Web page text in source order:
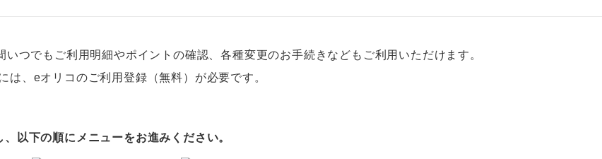
いつでもご利用明細やポイントの確認、各種変更のお手続きなどもご利用いただけます。
は、eオリコのご利用登録（無料）が必要です。
以下の順にメニューをお進みください。